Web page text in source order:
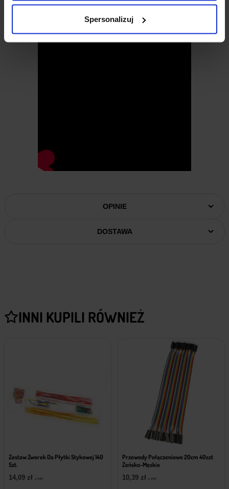
Spersonalizuj
OPINIE
DOSTAWA
INNI KUPILI RÓWNIEŻ
Zestaw Zworek Do Płytki Stykowej 140
Szt.
14,09 zł z VAT
Przewody Połączeniowe 20cm 40szt
Żeńsko-Męskie
10,39 zł z VAT